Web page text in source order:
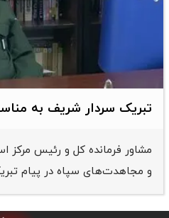
تبریک سردار شریف به
مشاور فرمانده کل و رئیس
و مجاهدت‌های سپاه در پیام